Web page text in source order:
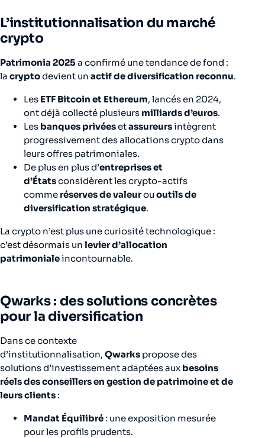
L’institutionnalisation du marché
crypto
Patrimonia 2025a confirmé une tendance de fond :
la cryptodevient un actif de diversification reconnu.
Les ETF Bitcoin et Ethereum, lancés en 2024,
ont déjà collecté plusieurs milliards d’euros.
Les banques privéesetassureursintègrent
progressivement des allocations crypto dans
leurs offres patrimoniales.
De plus en plus d’entreprises et
d’Étatsconsidèrent les crypto-actifs
comme réserves de valeurou outils de
diversification stratégique.
La crypto n’est plus une curiosité technologique :
c’est désormais un levier d’allocation
patrimonialeincontournable.
Qwarks : des solutions concrètes
pour la diversification
Dans ce contexte
d’institutionnalisation, Qwarks propose des
solutions d’investissement adaptées aux besoins
réels des conseillers en gestion de patrimoine et de
leurs clients :
Mandat Équilibré : une exposition mesurée
pour les profils prudents.